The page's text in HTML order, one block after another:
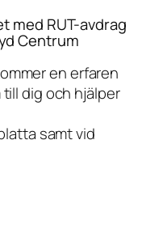
med RUT-avdrag
Centrum
en erfaren
dig och hjälper
samt vid